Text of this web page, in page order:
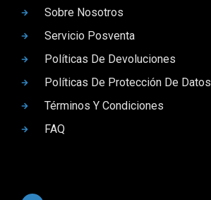
Sobre Nosotros
Servicio Posventa
Políticas De Devoluciones
Políticas De Protección De Datos
Términos Y Condiciones
FAQ